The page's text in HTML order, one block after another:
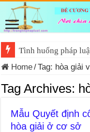
Tình huống pháp
Home/Tag: hòa giải
Tag Archives:
Mẫu Quyết định
hòa giải ở cơ sở